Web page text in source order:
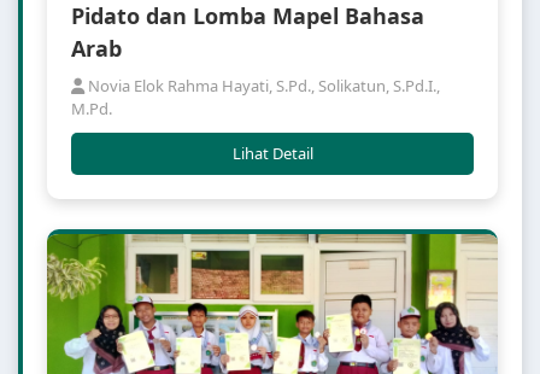
Pidato dan Lomba Mapel Bahasa
Arab
Novia Elok Rahma Hayati, S.Pd., Solikatun, S.Pd.I.,
M.Pd.
Lihat Detail